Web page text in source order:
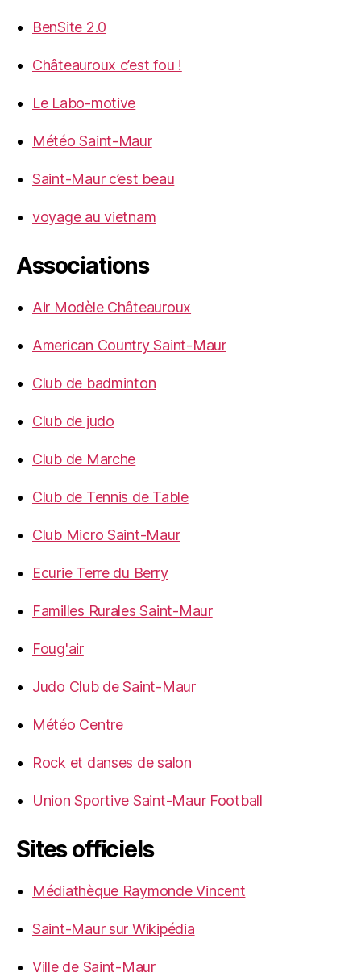
BenSite 2.0
Châteauroux c’est fou !
Le Labo-motive
Météo Saint-Maur
Saint-Maur c’est beau
voyage au vietnam
Associations
Air Modèle Châteauroux
American Country Saint-Maur
Club de badminton
Club de judo
Club de Marche
Club de Tennis de Table
Club Micro Saint-Maur
Ecurie Terre du Berry
Familles Rurales Saint-Maur
Foug'air
Judo Club de Saint-Maur
Météo Centre
Rock et danses de salon
Union Sportive Saint-Maur Football
Sites officiels
Médiathèque Raymonde Vincent
Saint-Maur sur Wikipédia
Ville de Saint-Maur